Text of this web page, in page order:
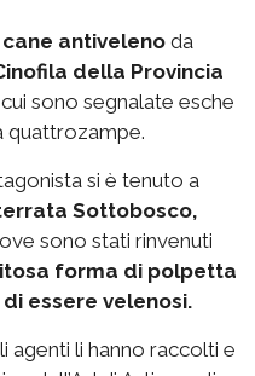
cane antiveleno da
della Provincia
sono segnalate esche
quattrozampe.
si è tenuto a
Sottobosco,
sono stati rinvenuti
forma di polpetta
essere velenosi.
agenti li hanno raccolti e